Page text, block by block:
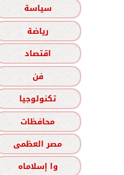
سياسة
رياضة
اقتصاد
فن
تكنولوجيا
محافظات
مصر العظمى
وا إسلاماه